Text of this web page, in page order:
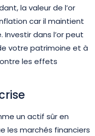
la valeur de l’or
car il maintient
dans l’or peut
votre patrimoine et à
les effets
un actif sûr en
les marchés financiers